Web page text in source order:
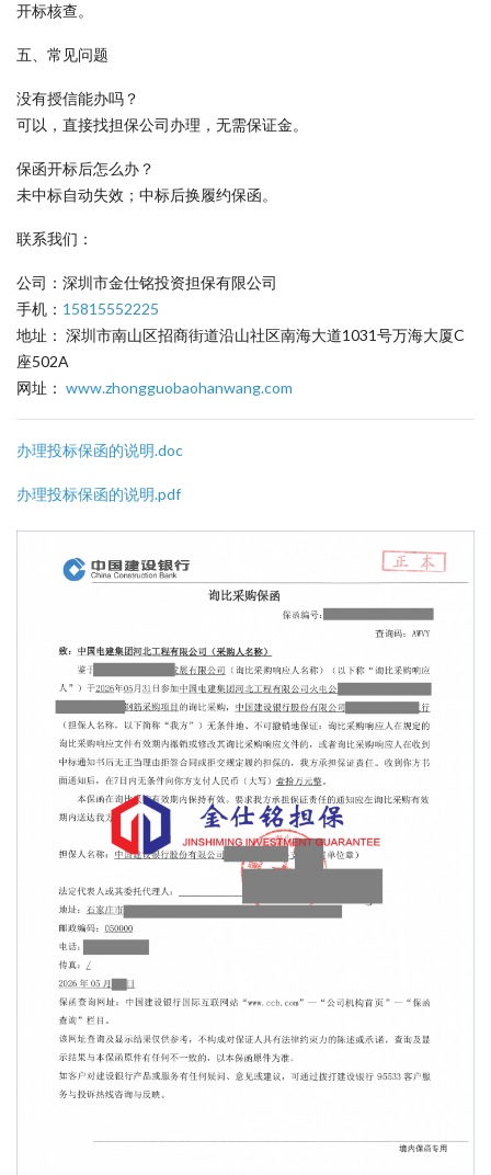
开标核查。
五、常见问题
没有授信能办吗？
可以，直接找担保公司办理，无需保证金。
保函开标后怎么办？
未中标自动失效；中标后换履约保函。
联系我们：
公司：深圳市金仕铭投资担保有限公司
手机： 15815552225
地址： 深圳市南山区招商街道沿山社区南海大道1031号万海大厦C
座502A
网址： www.zhongguobaohanwang.com
办理投标保函的说明.doc
办理投标保函的说明.pdf